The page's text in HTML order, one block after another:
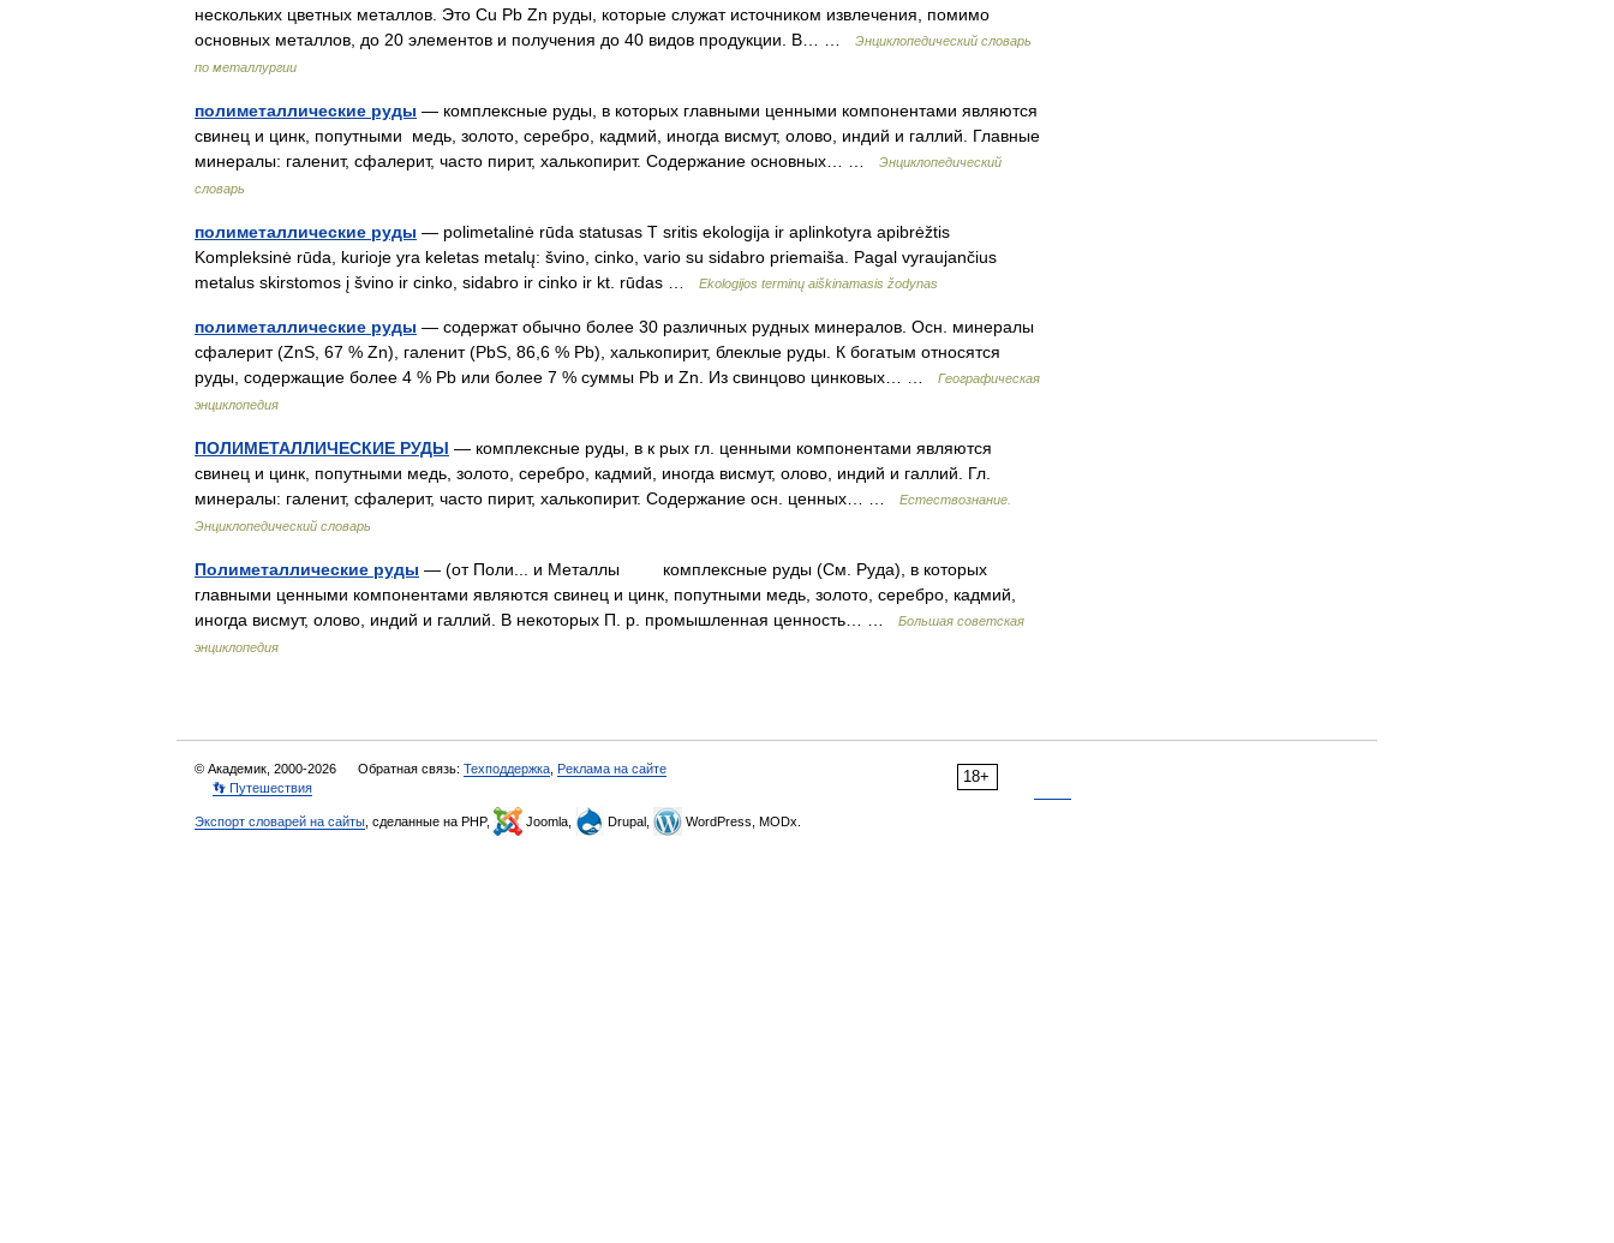
нескольких цветных металлов. Это Cu Pb Zn pуды, которые служат источником извлечения, помимо
основных металлов, до 20 элементов и получения до 40 видов продукции. В… …
Энциклопедический словарь
по металлургии
полиметаллические руды — комплексные руды, в которых главными ценными компонентами являются
свинец и цинк, попутными медь, золото, серебро, кадмий, иногда висмут, олово, индий и галлий. Главные
минералы: галенит, сфалерит, часто пирит, халькопирит. Содержание основных… …
Энциклопедический
словарь
полиметаллические руды — polimetalinė rūda statusas T sritis ekologija ir aplinkotyra apibrėžtis
Kompleksinė rūda, kurioje yra keletas metalų: švino, cinko, vario su sidabro priemaiša. Pagal vyraujančius
metalus skirstomos į švino ir cinko, sidabro ir cinko ir kt. rūdas …
Ekologijos terminų aiškinamasis žodynas
полиметаллические руды — содержат обычно более 30 различных рудных минералов. Осн. минералы
сфалерит (ZnS, 67 % Zn), галенит (PbS, 86,6 % Pb), халькопирит, блеклые руды. К богатым относятся
руды, содержащие более 4 % Pb или более 7 % суммы Pb и Zn. Из свинцово цинковых… …
Географическая
энциклопедия
ПОЛИМЕТАЛЛИЧЕСКИЕ РУДЫ — комплексные руды, в к рых гл. ценными компонентами являются
свинец и цинк, попутными медь, золото, серебро, кадмий, иногда висмут, олово, индий и галлий. Гл.
минералы: галенит, сфалерит, часто пирит, халькопирит. Содержание осн. ценных… …
Естествознание.
Энциклопедический словарь
Полиметаллические руды — (от Поли... и Металлы комплексные руды (См. Руда), в которых
главными ценными компонентами являются свинец и цинк, попутными медь, золото, серебро, кадмий,
иногда висмут, олово, индий и галлий. В некоторых П. р. промышленная ценность… …
Большая советская
энциклопедия
18+
© Академик, 2000-2026 Обратная связь: Техподдержка Реклама на сайте
👣 Путешествия
Экспорт словарей на сайты , сделанные на PHP, Joomla, Drupal, WordPress, MODx.